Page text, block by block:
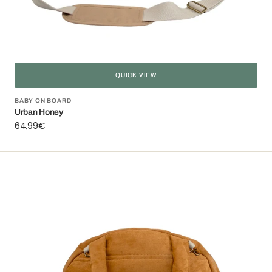
QUICK VIEW
Vendor:
BABY ON BOARD
Urban Honey
Regular
64,99€